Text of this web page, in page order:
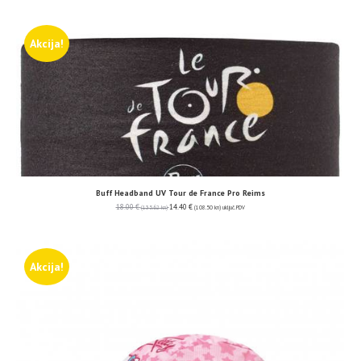
Akcija!
Buff Headband UV Tour de France Pro Reims
18.00€ (135.62 kn) 14.40 € (108.50 kn) uključ. PDV
Akcija!